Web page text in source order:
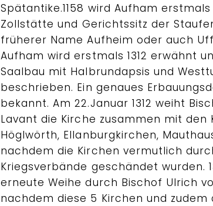
Spätantike.1158 wird Aufham
Zollstätte und Gerichtssitz der
früherer Name Aufheim oder auch
Aufham wird erstmals 1312 erwähnt
Saalbau mit Halbrundapsis und
beschrieben. Ein genaues
bekannt. Am 22.Januar 1312 weiht
Lavant die Kirche zusammen mit den
Höglwörth, Ellanburgkirchen,
nachdem die Kirchen vermutlich
Kriegsverbände geschändet wurden.
erneute Weihe durch Bischof Ulrich
nachdem diese 5 Kirchen und zudem